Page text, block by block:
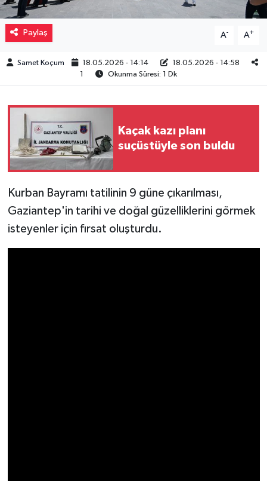
Paylaş A- A+
Samet Koçum 18.05.2026 - 14:14
18.05.2026 - 14:58
1
Okunma Süresi: 1 Dk
Kaçak kazı planı
suçüstüyle son buldu
Kurban Bayramı tatilinin 9 güne çıkarılması,
Gaziantep'in tarihi ve doğal güzelliklerini görmek
isteyenler için fırsat oluşturdu.
Sağlık
Sinemalar
Siyaset
Teknoloji
Türkiye
Video Haber
Yaşam
Yeme-İçme